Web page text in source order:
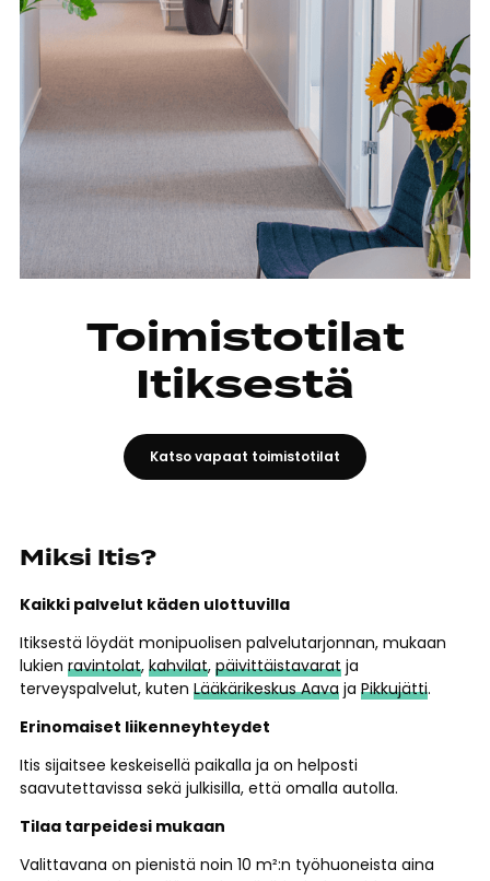
Toimistotilat
Itiksestä
Katso vapaat toimistotilat
Miksi Itis?
Kaikki palvelut käden ulottuvilla
Itiksestä löydät monipuolisen palvelutarjonnan, mukaan
lukien ravintolat, kahvilat, päivittäistavarat ja
terveyspalvelut, kuten Lääkärikeskus Aava ja Pikkujätti.
Erinomaiset liikenneyhteydet
Itis sijaitsee keskeisellä paikalla ja on helposti
saavutettavissa sekä julkisilla, että omalla autolla.
Tilaa tarpeidesi mukaan
Valittavana on pienistä noin 10 m²:n työhuoneista aina